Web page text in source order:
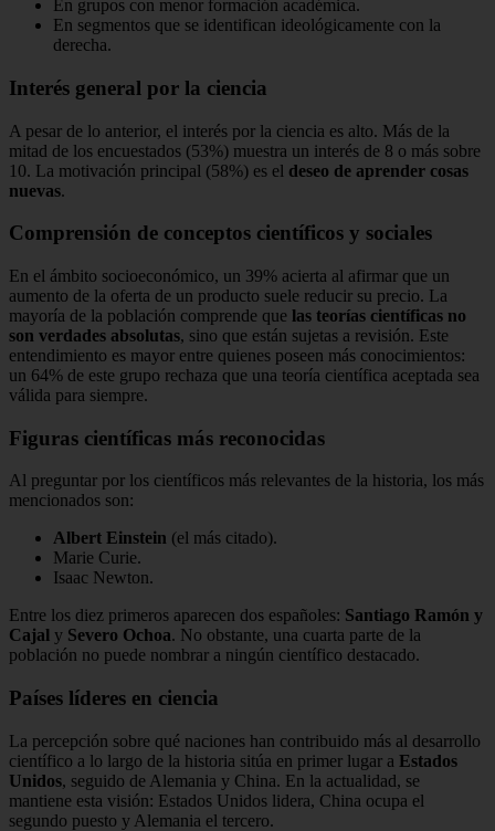
En grupos con menor formación académica.
En segmentos que se identifican ideológicamente con la
derecha.
Interés general por la ciencia
A pesar de lo anterior, el interés por la ciencia es alto. Más de la
mitad de los encuestados (53%) muestra un interés de 8 o más sobre
10. La motivación principal (58%) es el deseo de aprender cosas
nuevas.
Comprensión de conceptos científicos y sociales
En el ámbito socioeconómico, un 39% acierta al afirmar que un
aumento de la oferta de un producto suele reducir su precio. La
mayoría de la población comprende que las teorías científicas no
son verdades absolutas, sino que están sujetas a revisión. Este
entendimiento es mayor entre quienes poseen más conocimientos:
un 64% de este grupo rechaza que una teoría científica aceptada sea
válida para siempre.
Figuras científicas más reconocidas
Al preguntar por los científicos más relevantes de la historia, los más
mencionados son:
Albert Einstein (el más citado).
Marie Curie.
Isaac Newton.
Entre los diez primeros aparecen dos españoles: Santiago Ramón y
Cajal y Severo Ochoa. No obstante, una cuarta parte de la
población no puede nombrar a ningún científico destacado.
Países líderes en ciencia
La percepción sobre qué naciones han contribuido más al desarrollo
científico a lo largo de la historia sitúa en primer lugar a Estados
Unidos, seguido de Alemania y China. En la actualidad, se
mantiene esta visión: Estados Unidos lidera, China ocupa el
segundo puesto y Alemania el tercero.